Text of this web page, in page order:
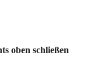
oben schließen